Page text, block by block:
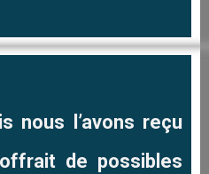
nous l’avons reçu
de possibles